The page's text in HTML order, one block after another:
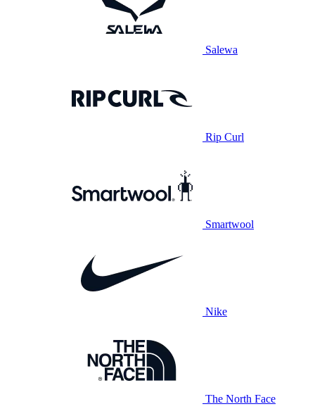
Salewa
Rip Curl
Smartwool
Nike
The North Face